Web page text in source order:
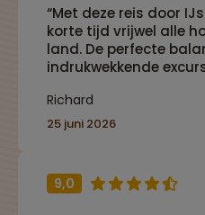
“Met deze reis door
korte tijd vrijwel alle
land. De perfecte
indrukwekkende
ondernemen. Dankzij
goed gevulde
en keer je terug naar
onvergetelijke
Richard
25 juni 2026
9,0